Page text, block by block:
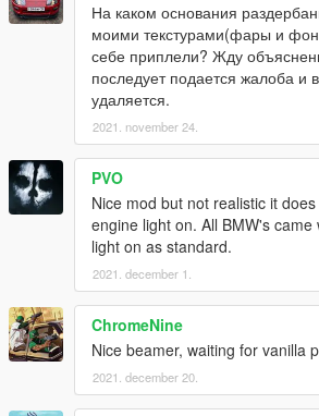
На каком основания
моими текстурами(фары и
себе приплели? Жду
последует подается жалоба и
удаляется.
2021. november 24.
PVO
Nice mod but not realistic it
engine light on. All BMW's
light on as standard.
2021. december 1.
ChromeNine
Nice beamer, waiting for vanilla
2021. december 20.